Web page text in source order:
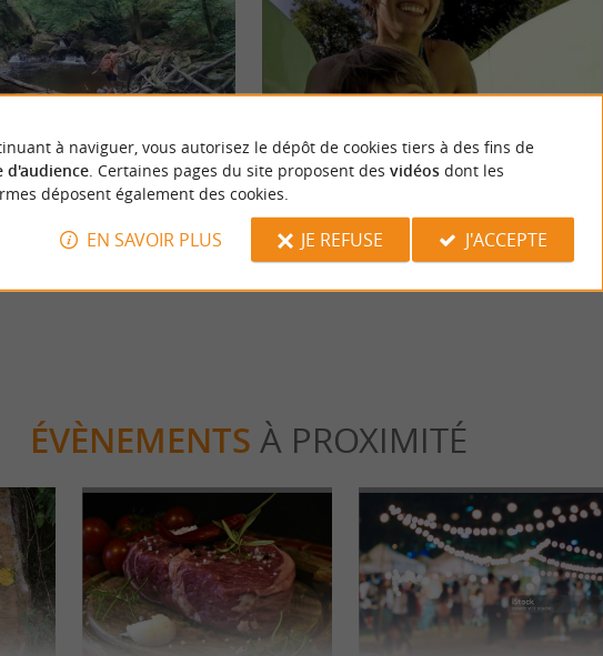
au Saut du Chalard en
Château le Verdoyer : Vacances en famille en
Périgord Vert
5,5 km - Champs Romain
ÉVÈNEMENTS À PROXIMITÉ
à naviguer, vous autorisez le dépôt de cookies tiers à des fins de
d'audience. Certaines pages du site proposent des vidéosdont les
déposent également des cookies.
EN SAVOIR PLUS JE REFUSE J'ACCEPTE